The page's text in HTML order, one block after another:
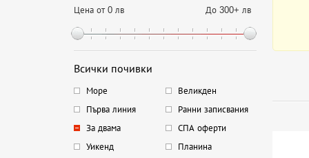
Цена от 0 лв До 300+ лв
Всички почивки
Море
Великден
Първа линия
Ранни записвания
За двама
СПА оферти
Уикенд
Планина